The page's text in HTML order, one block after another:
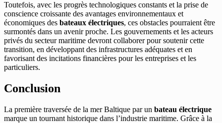
Toutefois, avec les progrès technologiques constants et la prise de
conscience croissante des avantages environnementaux et
économiques des bateaux électriques, ces obstacles pourraient être
surmontés dans un avenir proche. Les gouvernements et les acteurs
privés du secteur maritime devront collaborer pour soutenir cette
transition, en développant des infrastructures adéquates et en
favorisant des incitations financières pour les entreprises et les
particuliers.
Conclusion
La première traversée de la mer Baltique par un bateau électrique
marque un tournant historique dans l’industrie maritime. Grâce à la